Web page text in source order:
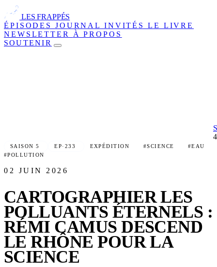
LES FRAPPÉS
ÉPISODES JOURNAL INVITÉSLE LIVRE
NEWSLETTER À PROPOS
SOUTENIR
SAISON 5 EP·233 EXPÉDITION #SCIENCE
#EAU
#POLLUTION
02 JUIN 2026
CARTOGRAPHIER LES
POLLUANTS ÉTERNELS :
RÉMI CAMUS DESCEND
LE RHÔNE POUR LA
SCIENCE